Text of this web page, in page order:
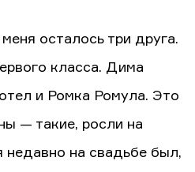
осталось три друга.
класса. Дима
и Ромка Ромула. Это
— такие, росли на
недавно на свадьбе был,